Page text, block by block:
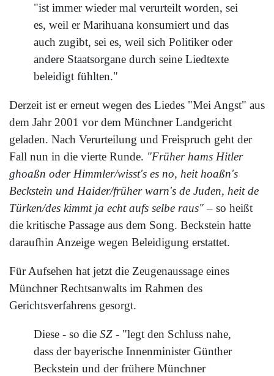
"ist immer wieder mal verurteilt worden, sei
es, weil er Marihuana konsumiert und das
auch zugibt, sei es, weil sich Politiker oder
andere Staatsorgane durch seine Liedtexte
beleidigt fühlten."
Derzeit ist er erneut wegen des Liedes "Mei Angst" aus
dem Jahr 2001 vor dem Münchner Landgericht
geladen. Nach Verurteilung und Freispruch geht der
Fall nun in die vierte Runde. "Früher hams Hitler
ghoaßn oder Himmler/wisst's es no, heit hoaßn's
Beckstein und Haider/früher warn's de Juden, heit de
Türken/des kimmt ja echt aufs selbe raus"– so heißt
die kritische Passage aus dem Song. Beckstein hatte
daraufhin Anzeige wegen Beleidigung erstattet.
Für Aufsehen hat jetzt die Zeugenaussage eines
Münchner Rechtsanwalts im Rahmen des
Gerichtsverfahrens gesorgt.
Diese - so die SZ - "legt den Schluss nahe,
dass der bayerische Innenminister Günther
Beckstein und der frühere Münchner